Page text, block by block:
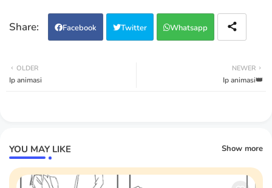
Facebook Twitter Whatsapp
NEWER
Ip animasi👑
OLDER
Ip animasi
YOU MAY LIKE Show more